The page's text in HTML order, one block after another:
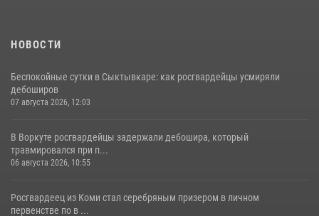
НОВОСТИ
Беспокойные сутки в Сыктывкаре: как росгвардейцы усмиряли
дебоширов
07 августа 2026, 12:03
В Воркуте росгвардейцы задержали дебошира, который
травмировался при п...
06 августа 2026, 10:55
Росгвардеец из Коми стал серебряным призером в личном
первенстве по в ...